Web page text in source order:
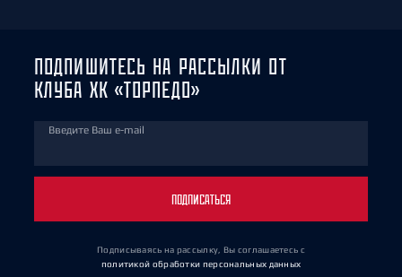
ПОДПИШИТЕСЬ НА РАССЫЛКИ ОТ
КЛУБА ХК «ТОРПЕДО»
Введите Ваш e-mail
ПОДПИСАТЬСЯ
Подписываясь на рассылку, Вы соглашаетесь с
политикой обработки персональных данных